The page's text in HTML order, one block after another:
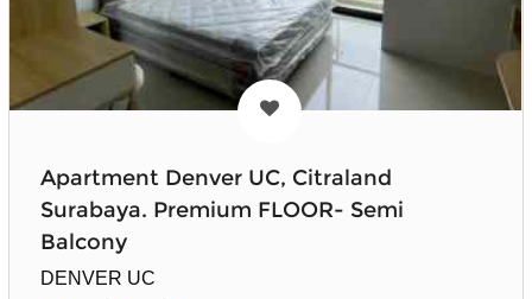
Apartment Denver UC, Citraland
Surabaya. Premium FLOOR- Semi
Balcony
DENVER UC